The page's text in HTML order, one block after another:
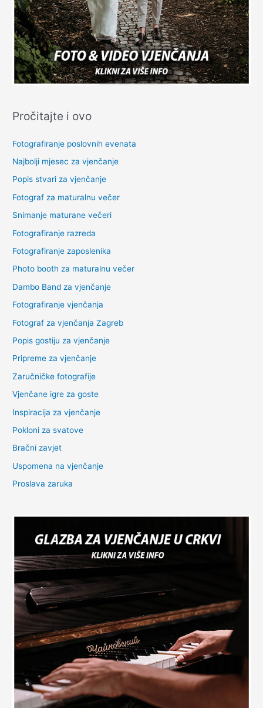
Pročitajte i ovo
Fotografiranje poslovnih evenata
Najbolji mjesec za vjenčanje
Popis stvari za vjenčanje
Fotograf za maturalnu večer
Snimanje maturane večeri
Fotografiranje razreda
Fotografiranje zaposlenika
Photo booth za maturalnu večer
Dambo Band za vjenčanje
Fotografiranje vjenčanja
Fotograf za vjenčanja Zagreb
Popis gostiju za vjenčanje
Pripreme za vjenčanje
Zaručničke fotografije
Vjenčane igre za goste
Inspiracija za vjenčanje
Pokloni za svatove
Bračni zavjet
Uspomena na vjenčanje
Proslava zaruka